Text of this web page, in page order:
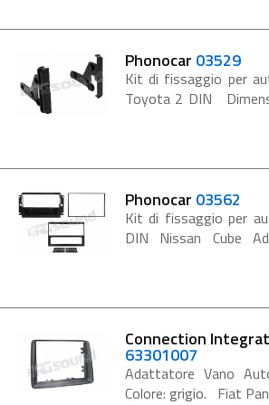
Phonocar 03529
Kit di fissaggio per
Toyota 2 DIN
equipaggiate di
Phonocar 03562
Kit di fissaggio per
DIN Nissan Cube
Connection
63301007
Adattatore Vano
Colore: grigio. Fiat